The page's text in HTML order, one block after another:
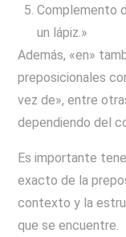
Complemento
un lápiz.»
Además, «en»
preposicionales
vez de», entre
dependiendo del
Es importante
exacto de la
contexto y la
que se encuentre.